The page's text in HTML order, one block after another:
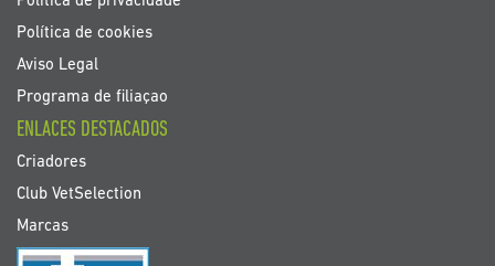
Política de cookies
Aviso Legal
Programa de filiaçao
ENLACES DESTACADOS
Criadores
Club VetSelection
Marcas